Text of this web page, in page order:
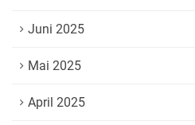
Juni 2025
Mai 2025
April 2025